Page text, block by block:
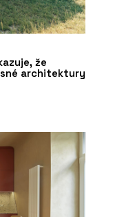
že
architektury